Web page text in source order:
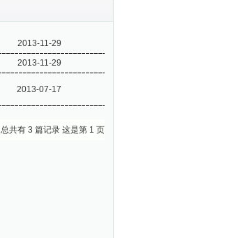
2013-11-29
2013-11-29
2013-07-17
总共有 3 篇记录 这是第 1 页